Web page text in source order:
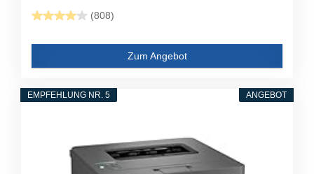
(808)
Zum Angebot
ANGEBOT
EMPFEHLUNG NR. 5